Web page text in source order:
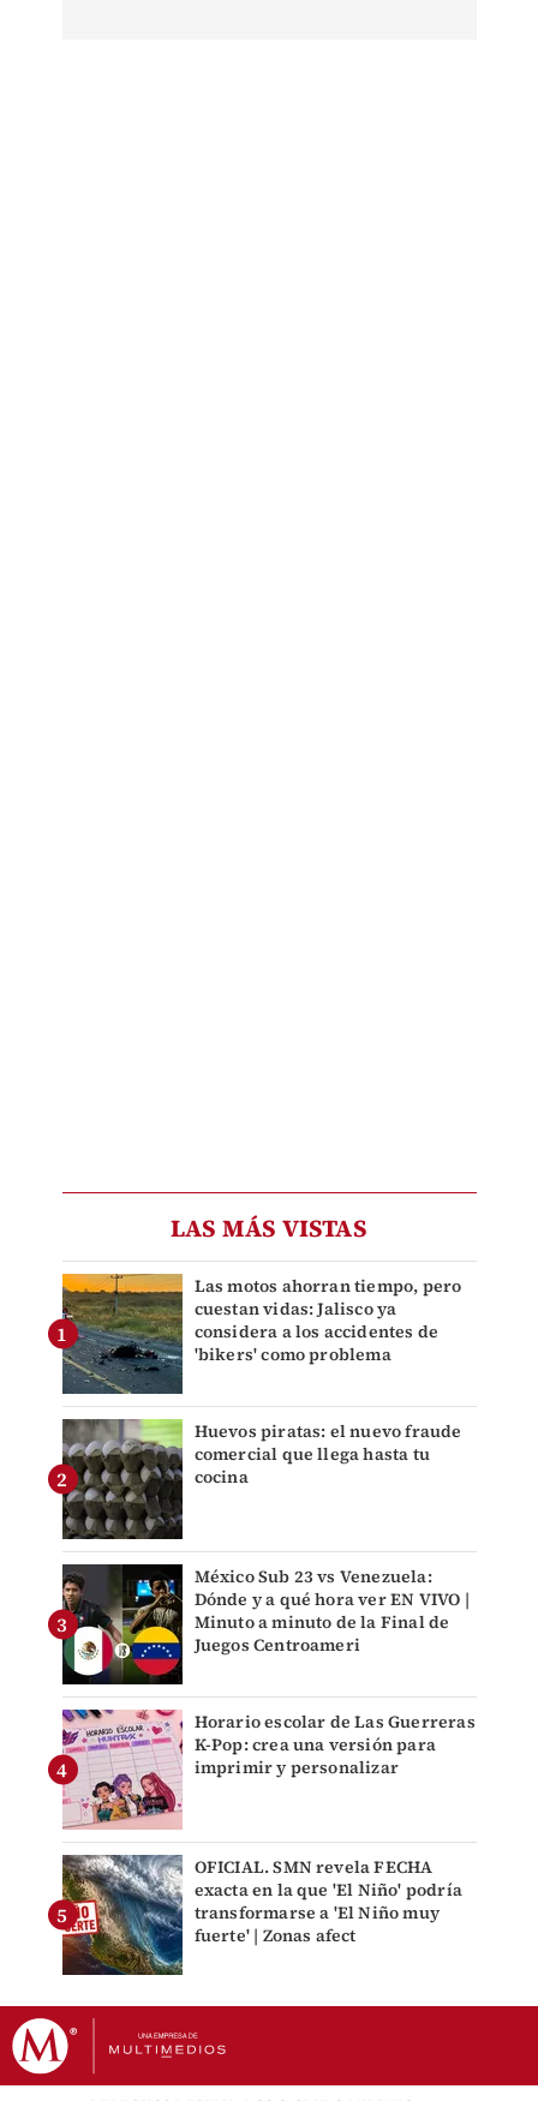
LAS MÁS VISTAS
Las motos ahorran tiempo, pero
cuestan vidas: Jalisco ya
considera a los accidentes de
'bikers' como problema
Huevos piratas: el nuevo fraude
comercial que llega hasta tu
cocina
México Sub 23 vs Venezuela:
Dónde y a qué hora ver EN VIVO |
Minuto a minuto de la Final de
Juegos Centroameri
Horario escolar de Las Guerreras
K-Pop: crea una versión para
imprimir y personalizar
OFICIAL. SMN revela FECHA
exacta en la que 'El Niño' podría
transformarse a 'El Niño muy
fuerte' | Zonas afect